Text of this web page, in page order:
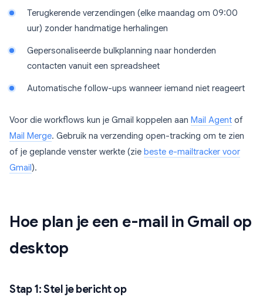
Terugkerende verzendingen (elke maandag om 09:00
uur) zonder handmatige herhalingen
Gepersonaliseerde bulkplanning naar honderden
contacten vanuit een spreadsheet
Automatische follow-ups wanneer iemand niet reageert
Voor die workflows kun je Gmail koppelen aan Mail Agent of
Mail Merge. Gebruik na verzending open-tracking om te zien
of je geplande venster werkte (zie beste e-mailtracker voor
Gmail ).
Hoe plan je een e-mail in Gmail op
desktop
Stap 1: Stel je bericht op